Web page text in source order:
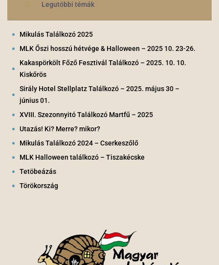
Legutóbbi témák
Mikulás Találkozó 2025
MLK Őszi hosszú hétvége & Halloween – 2025 10. 23-26.
Kakaspörkölt Főző Fesztivál Találkozó – 2025. 10. 10.
Kiskőrös
Sirály Hotel Stellplatz Találkozó – 2025. május 30 –
június 01.
XVIII. Szezonnyitó Találkozó Martfű – 2025
Utazás! Ki? Merre? mikor?
Mikulás Találkozó 2024 – Cserkeszőlő
MLK Halloween találkozó – Tiszakécske
Tetöbeázás
Törökország